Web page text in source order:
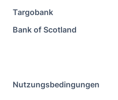
Targobank
Bank of Scotland
Nutzungsbedingungen